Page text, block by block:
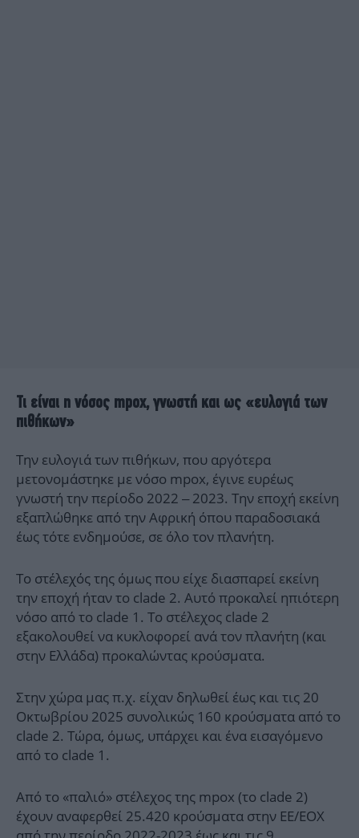
Τι είναι η νόσος mpox, γνωστή και ως «ευλογιά των
πιθήκων»
Την ευλογιά των πιθήκων, που αργότερα
μετονομάστηκε με νόσο mpox, έγινε ευρέως
γνωστή την περίοδο 2022 – 2023. Την εποχή εκείνη
εξαπλώθηκε από την Αφρική όπου παραδοσιακά
έως τότε ενδημούσε, σε όλο τον πλανήτη.
Το στέλεχός της όμως που είχε διασπαρεί εκείνη
την εποχή ήταν το clade 2. Αυτό προκαλεί ηπιότερη
νόσο από το clade 1. Το στέλεχος clade 2
εξακολουθεί να κυκλοφορεί ανά τον πλανήτη (και
στην Ελλάδα) προκαλώντας κρούσματα.
Στην χώρα μας π.χ. είχαν δηλωθεί έως και τις 20
Οκτωβρίου 2025 συνολικώς 160 κρούσματα από το
clade 2. Τώρα, όμως, υπάρχει και ένα εισαγόμενο
από το clade 1.
Από το «παλιό» στέλεχος της mpox (το clade 2)
έχουν αναφερθεί 25.420 κρούσματα στην ΕΕ/ΕΟΧ